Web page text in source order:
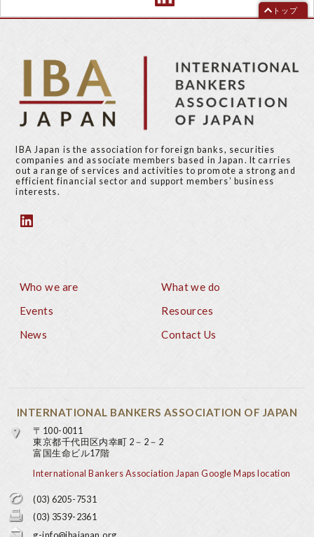
トップ
IBA Japan is the association for foreign banks, securities
companies and associate members based in Japan. It carries
out a range of services and activities to promote a strong and
efficient financial sector and support members’ business
interests.
Who we are
What we do
Events
Resources
News
Contact Us
INTERNATIONAL BANKERS ASSOCIATION OF JAPAN
〒100-0011
東京都千代田区内幸町 2－2－2
富国生命ビル17階
International Bankers Association Japan Google Maps location
(03) 6205-7531
(03) 3539-2361